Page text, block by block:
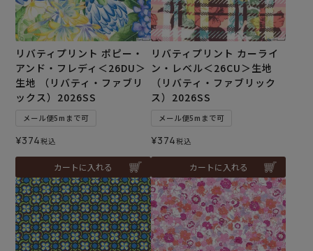
リバティプリント ポピー・
アンド・フレディ＜26DU＞
生地 （リバティ・ファブリ
ックス）2026SS
メール便5mまで可
¥374税込
カートに入れる
リバティプリント カーライ
ン・レベル＜26CU＞生地
（リバティ・ファブリック
ス）2026SS
メール便5mまで可
¥374税込
カートに入れる